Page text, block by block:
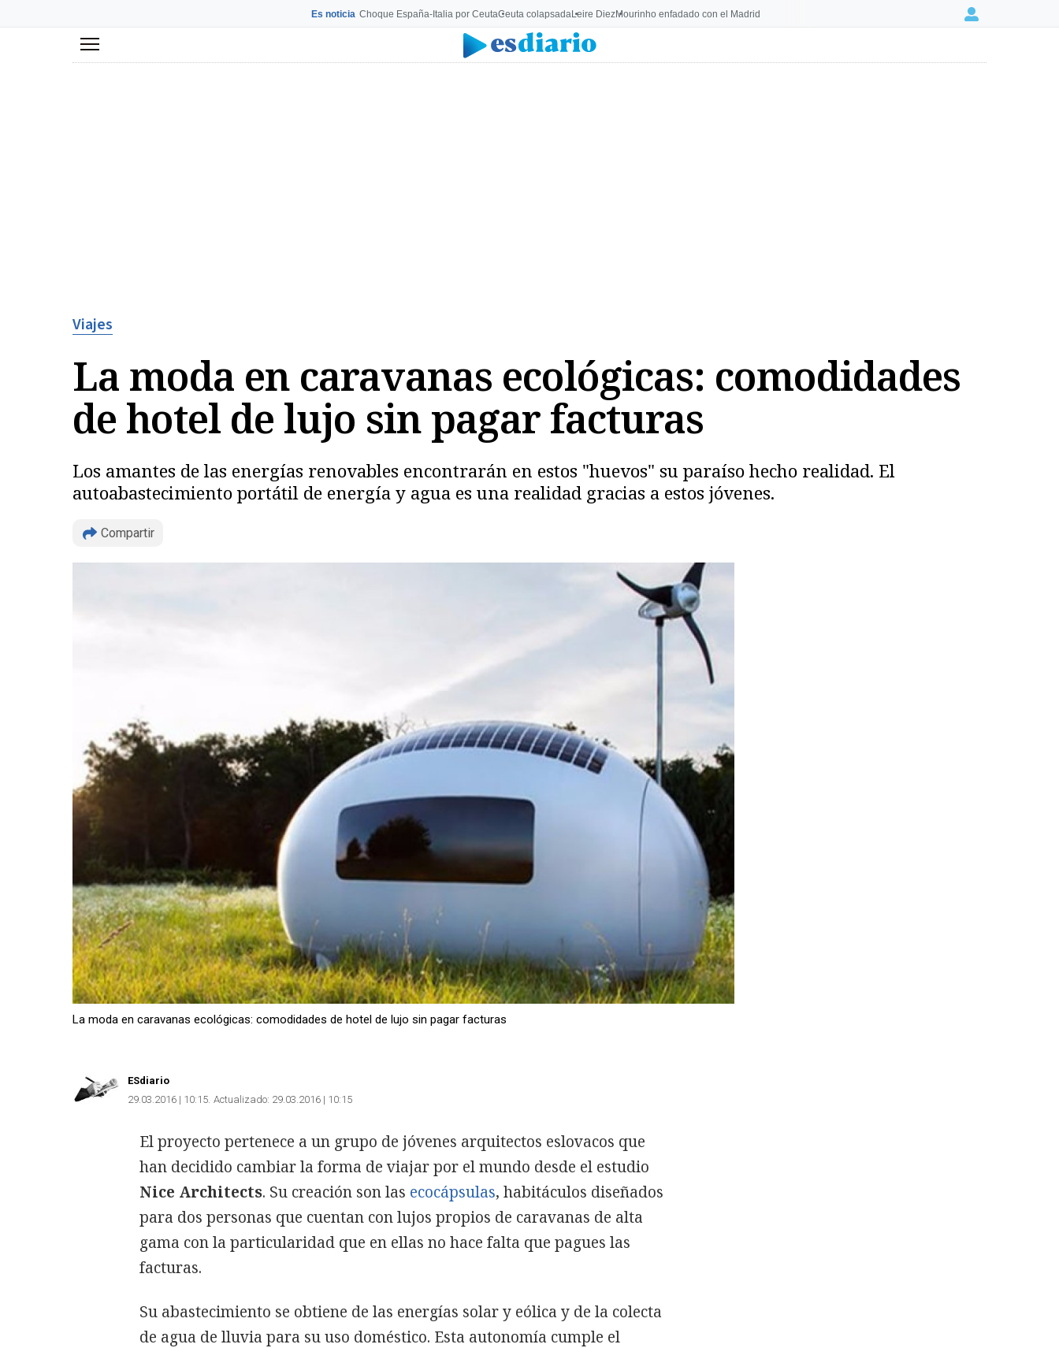
Es noticia Choque España-Italia por CeutaCeuta colapsadaLeire DiezMourinho enfadado con el Madrid Login
Menú
Viajes
La moda en caravanas ecológicas: comodidades
de hotel de lujo sin pagar facturas
Los amantes de las energías renovables encontrarán en estos "huevos" su paraíso hecho realidad. El
autoabastecimiento portátil de energía y agua es una realidad gracias a estos jóvenes.
Compartir
La moda en caravanas ecológicas: comodidades de hotel de lujo sin pagar facturas
ESdiario
29.03.2016 | 10:15 Actualizado: 29.03.2016 | 10:15
El proyecto pertenece a un grupo de jóvenes arquitectos eslovacos que
han decidido cambiar la forma de viajar por el mundo desde el estudio
Nice Architects. Su creación son las ecocápsulas, habitáculos diseñados
para dos personas que cuentan con lujos propios de caravanas de alta
gama con la particularidad que en ellas no hace falta que pagues las
facturas.
Su abastecimiento se obtiene de las energías solar y eólica y de la colecta
de agua de lluvia para su uso doméstico. Esta autonomía cumple el